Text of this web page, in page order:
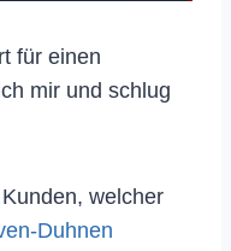
für einen
mir und schlug
welcher
Duhnen